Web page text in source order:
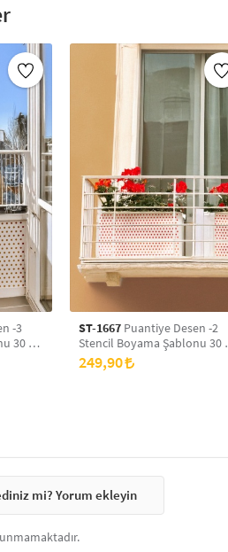
-3
30 x
ST-1667 Puantiye Desen -2
Stencil Boyama Şablonu 30 x
30 cm, Duvar Stencil, Fayans
Stencil, Mobilya Stencil
249,90
mi? Yorum ekleyin